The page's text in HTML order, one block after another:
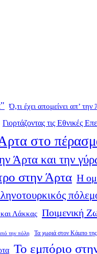
Ό,τι έχει απομείνει απ’
Γιορτάζοντας τις Εθνικές
στο
Άρτα και την
στην Άρτα Η
Λάκκας Ποιμενική
την πόλη Τα χωριά στον Κάμπο
Το εμπόριο